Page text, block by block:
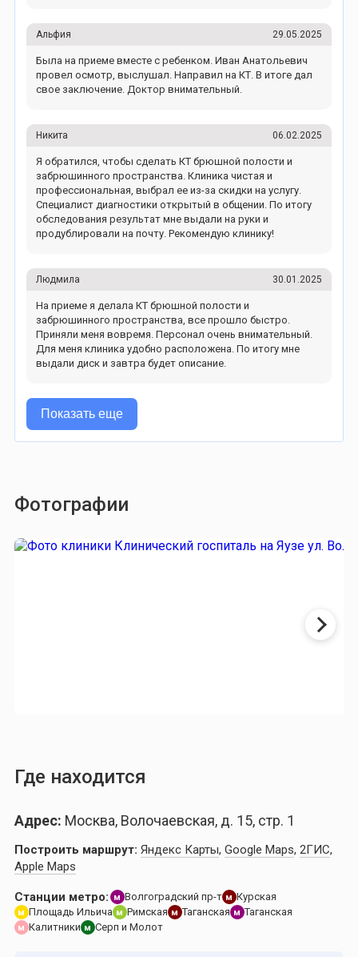
Альфия 29.05.2025
Была на приеме вместе с ребенком. Иван Анатольевич
провел осмотр, выслушал. Направил на КТ. В итоге дал
свое заключение. Доктор внимательный.
Никита 06.02.2025
Я обратился, чтобы сделать КТ брюшной полости и
забрюшинного пространства. Клиника чистая и
профессиональная, выбрал ее из-за скидки на услугу.
Специалист диагностики открытый в общении. По итогу
обследования результат мне выдали на руки и
продублировали на почту. Рекомендую клинику!
Людмила 30.01.2025
На приеме я делала КТ брюшной полости и
забрюшинного пространства, все прошло быстро.
Приняли меня вовремя. Персонал очень внимательный.
Для меня клиника удобно расположена. По итогу мне
выдали диск и завтра будет описание.
Показать еще
Фотографии
Где находится
Адрес: Москва, Волочаевская, д. 15, стр. 1
Построить маршрут: Яндекс Карты, Google Maps, 2ГИС,
Apple Maps
Станции метро: м Волгоградский пр-т м Курская
м Площадь Ильича м Римская м Таганская м Таганская
м Калитники м Серп и Молот